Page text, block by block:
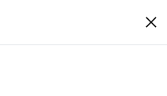
close